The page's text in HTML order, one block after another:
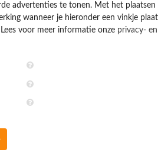
advertenties te tonen. Met het
wanneer je hieronder een vinkje
Lees voor meer informatie onze privacy-